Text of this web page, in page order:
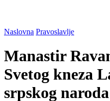
Naslovna Pravoslavlje
Manastir
Svetog kneza
srpskog naroda